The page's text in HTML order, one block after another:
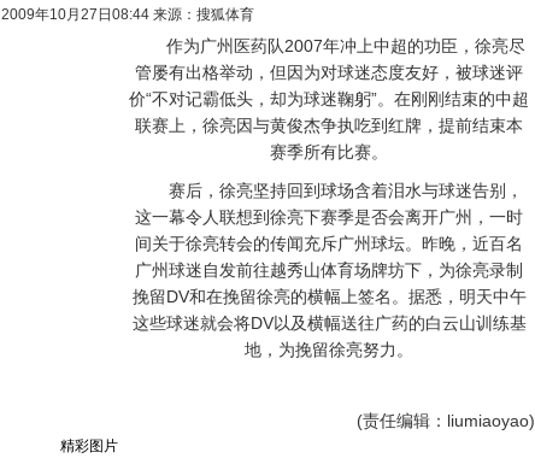
2009年10月27日08:44 来源：搜狐体育
作为广州医药队2007年冲上中超的功臣，徐亮尽
管屡有出格举动，但因为对球迷态度友好，被球迷评
价“不对记霸低头，却为球迷鞠躬”。在刚刚结束的中超
联赛上，徐亮因与黄俊杰争执吃到红牌，提前结束本
赛季所有比赛。
赛后，徐亮坚持回到球场含着泪水与球迷告别，
这一幕令人联想到徐亮下赛季是否会离开广州，一时
间关于徐亮转会的传闻充斥广州球坛。昨晚，近百名
广州球迷自发前往越秀山体育场牌坊下，为徐亮录制
挽留DV和在挽留徐亮的横幅上签名。据悉，明天中午
这些球迷就会将DV以及横幅送往广药的白云山训练基
地，为挽留徐亮努力。
(责任编辑：liumiaoyao)
精彩图片